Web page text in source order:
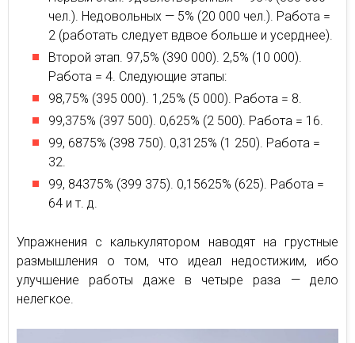
чел.). Недовольных — 5% (20 000 чел.). Работа =
2 (работать следует вдвое больше и усерднее).
Второй этап. 97,5% (390 000). 2,5% (10 000).
Работа = 4. Следующие этапы:
98,75% (395 000). 1,25% (5 000). Работа = 8.
99,375% (397 500). 0,625% (2 500). Работа = 16.
99, 6875% (398 750). 0,3125% (1 250). Работа =
32.
99, 84375% (399 375). 0,15625% (625). Работа =
64 и т. д.
Упражнения с калькулятором наводят на грустные
размышления о том, что идеал недостижим, ибо
улучшение работы даже в четыре раза — дело
нелегкое.